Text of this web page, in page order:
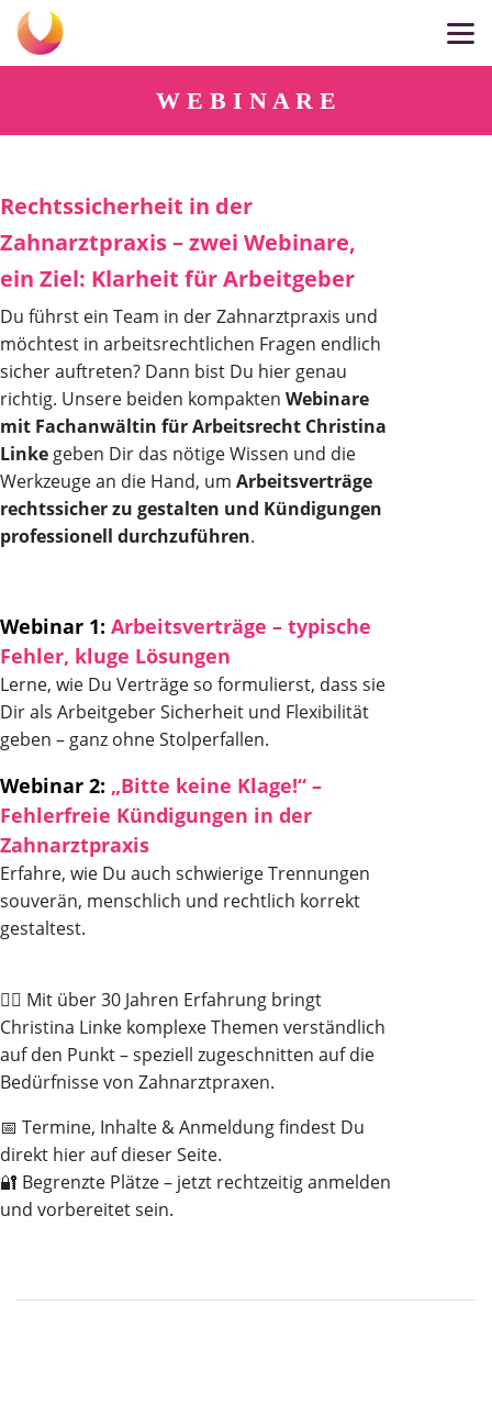
W E B I N A R E
Rechtssicherheit in der
Zahnarztpraxis – zwei Webinare,
ein Ziel: Klarheit für Arbeitgeber
Du führst ein Team in der Zahnarztpraxis und
möchtest in arbeitsrechtlichen Fragen endlich
sicher auftreten? Dann bist Du hier genau
richtig. Unsere beiden kompakten Webinare
mit Fachanwältin für Arbeitsrecht Christina
Linke geben Dir das nötige Wissen und die
Werkzeuge an die Hand, um Arbeitsverträge
rechtssicher zu gestalten und Kündigungen
professionell durchzuführen.
Webinar 1: Arbeitsverträge – typische
Fehler, kluge Lösungen
Lerne, wie Du Verträge so formulierst, dass sie
Dir als Arbeitgeber Sicherheit und Flexibilität
geben – ganz ohne Stolperfallen.
Webinar 2: „Bitte keine Klage!“ –
Fehlerfreie Kündigungen in der
Zahnarztpraxis
Erfahre, wie Du auch schwierige Trennungen
souverän, menschlich und rechtlich korrekt
gestaltest.
👩‍⚖️ Mit über 30 Jahren Erfahrung bringt
Christina Linke komplexe Themen verständlich
auf den Punkt – speziell zugeschnitten auf die
Bedürfnisse von Zahnarztpraxen.
📅 Termine, Inhalte & Anmeldung findest Du
direkt hier auf dieser Seite.
🔐 Begrenzte Plätze – jetzt rechtzeitig anmelden
und vorbereitet sein.